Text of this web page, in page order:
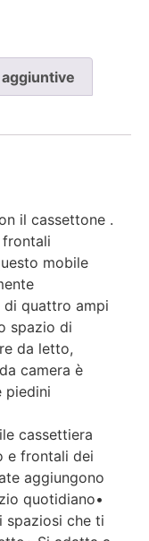
il cassettone .
mobile
di quattro ampi
spazio di
da letto,
camera è
piedini
cassettiera
e frontali dei
aggiungono
quotidiano•
spaziosi che ti